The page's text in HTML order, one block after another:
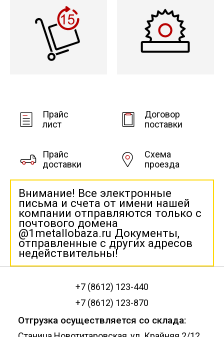
Прайс
лист
Договор
поставки
Прайс
доставки
Схема
проезда
Внимание! Все электронные
письма и счета от имени нашей
компании отправляются только с
почтового домена
@1metallobaza.ru Документы,
отправленные с других адресов
недействительны!
+7 (8612) 123-440
+7 (8612) 123-870
Отгрузка осуществляется со склада: